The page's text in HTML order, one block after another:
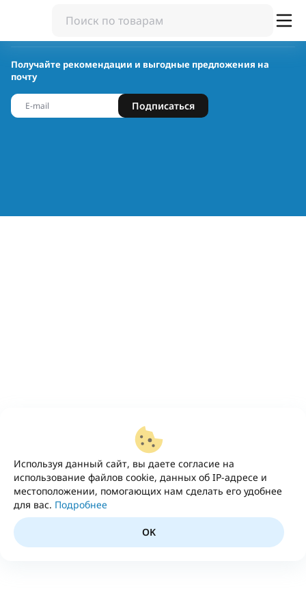
Используя данный сайт, вы даете согласие на
использование файлов cookie, данных об IP-адресе и
местоположении, помогающих нам сделать его удобнее
для вас. Подробнее
OK
Получайте рекомендации и выгодные предложения на
почту
Подписаться